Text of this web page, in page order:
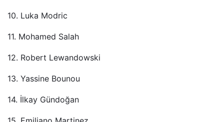
10. Luka Modric
11. Mohamed Salah
12. Robert Lewandowski
13. Yassine Bounou
14. İlkay Gündoğan